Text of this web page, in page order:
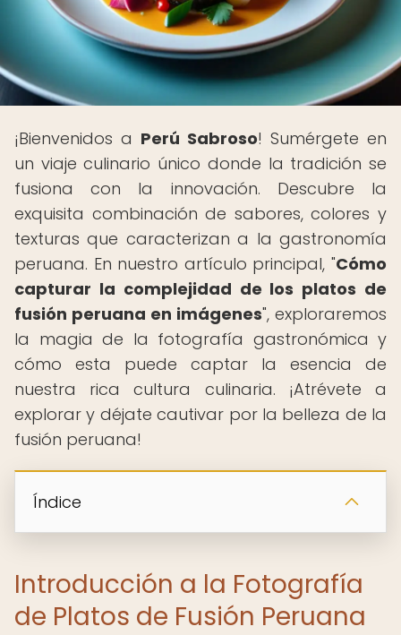
¡Bienvenidos a Perú Sabroso! Sumérgete en
un viaje culinario único donde la tradición se
fusiona con la innovación. Descubre la
exquisita combinación de sabores, colores y
texturas que caracterizan a la gastronomía
peruana. En nuestro artículo principal, "Cómo
capturar la complejidad de los platos de
fusión peruana en imágenes", exploraremos
la magia de la fotografía gastronómica y
cómo esta puede captar la esencia de
nuestra rica cultura culinaria. ¡Atrévete a
explorar y déjate cautivar por la belleza de la
fusión peruana!
Índice
Introducción a la Fotografía
de Platos de Fusión Peruana